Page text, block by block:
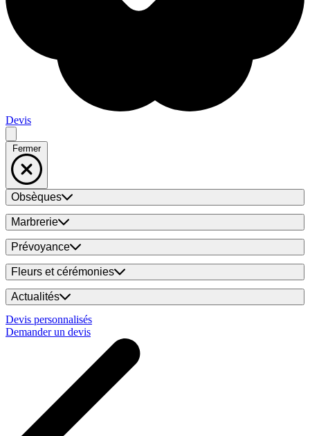
Devis
Fermer
Obsèques
Marbrerie
Prévoyance
Fleurs et cérémonies
Actualités
Devis personnalisés
Demander un devis